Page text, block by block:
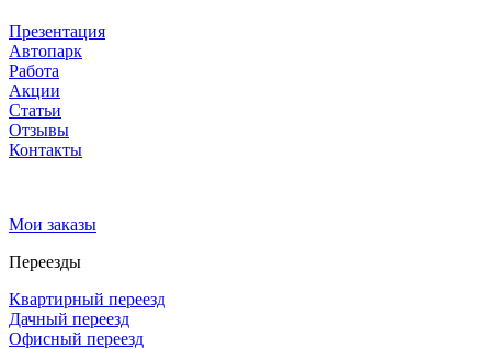
Презентация
Автопарк
Работа
Акции
Статьи
Отзывы
Контакты
Мои заказы
Переезды
Квартирный переезд
Дачный переезд
Офисный переезд